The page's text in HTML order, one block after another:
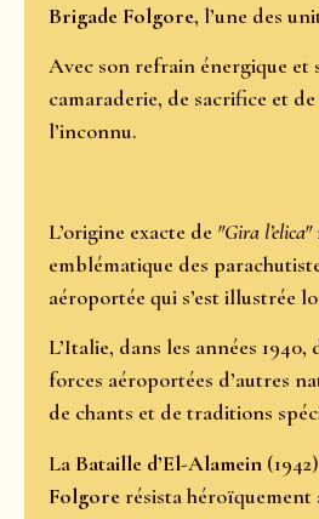
Brigade Folgore, l’une des
Avec son refrain énergique et
camaraderie, de sacrifice et
l’inconnu.
L’origine exacte de "Gira l’elica"
emblématique des
aéroportée qui s’est illustrée
L’Italie, dans les années
forces aéroportées d’autres
de chants et de traditions
La Bataille d’El-Alamein
Folgorerésista héroïquement